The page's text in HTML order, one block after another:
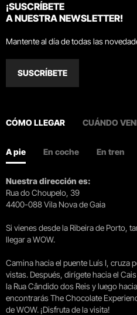
¡SUSCRÍBETE
A NUESTRA NEWSLETTER!
Mantente al día de todas las
SUSCRÍBETE
CÓMO LLEGAR CUÁNDO
A pie En coche En tren
Nuestra dirección es:
Rua do Choupelo, 39
4400-088 Vila Nova de Gaia
Si vienes desde la Ribeira de Porto,
llegar a WOW.
Camina hacia el puente Luís I, cruza
vistas. Después, dirígete hacia el
la Rua Cândido dos Reis y luego
encontrarás The Chocolate
de WOW. ¡Disfruta de la visita!